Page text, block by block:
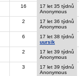
16
17 let 35 týdnů
Anonymous
2
17 let 36 týdnů
Anonymous
6
17 let 38 týdnů
uursik
2
17 let 39 týdnů
Anonymous
3
17 let 39 týdnů
Anonymous